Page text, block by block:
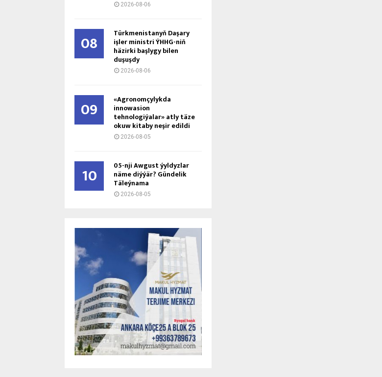
2026-08-06
08 Türkmenistanyň Daşary
işler ministri ÝHHG-niň
häzirki başlygy bilen
duşuşdy
2026-08-06
09 «Agronomçylykda
innowasion
tehnologiýalar» atly täze
okuw kitaby neşir edildi
2026-08-05
10 05-nji Awgust ýyldyzlar
näme diýýär? Gündelik
Täleýnama
2026-08-05